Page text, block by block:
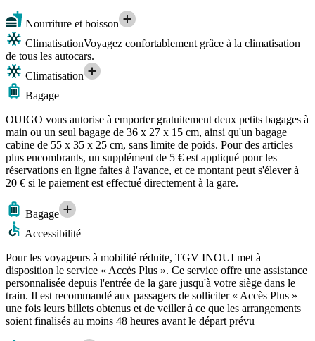
Nourriture et boisson
ClimatisationVoyagez confortablement grâce à la climatisation
de tous les autocars.
Climatisation
Bagage
OUIGO vous autorise à emporter gratuitement deux petits bagages à
main ou un seul bagage de 36 x 27 x 15 cm, ainsi qu'un bagage
cabine de 55 x 35 x 25 cm, sans limite de poids. Pour des articles
plus encombrants, un supplément de 5 € est appliqué pour les
réservations en ligne faites à l'avance, et ce montant peut s'élever à
20 € si le paiement est effectué directement à la gare.
Bagage
Accessibilité
Pour les voyageurs à mobilité réduite, TGV INOUI met à
disposition le service « Accès Plus ». Ce service offre une assistance
personnalisée depuis l'entrée de la gare jusqu'à votre siège dans le
train. Il est recommandé aux passagers de solliciter « Accès Plus »
une fois leurs billets obtenus et de veiller à ce que les arrangements
soient finalisés au moins 48 heures avant le départ prévu